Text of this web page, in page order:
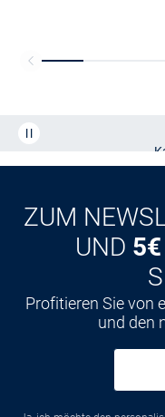
ZUM
UND
Profitieren Sie von
und den